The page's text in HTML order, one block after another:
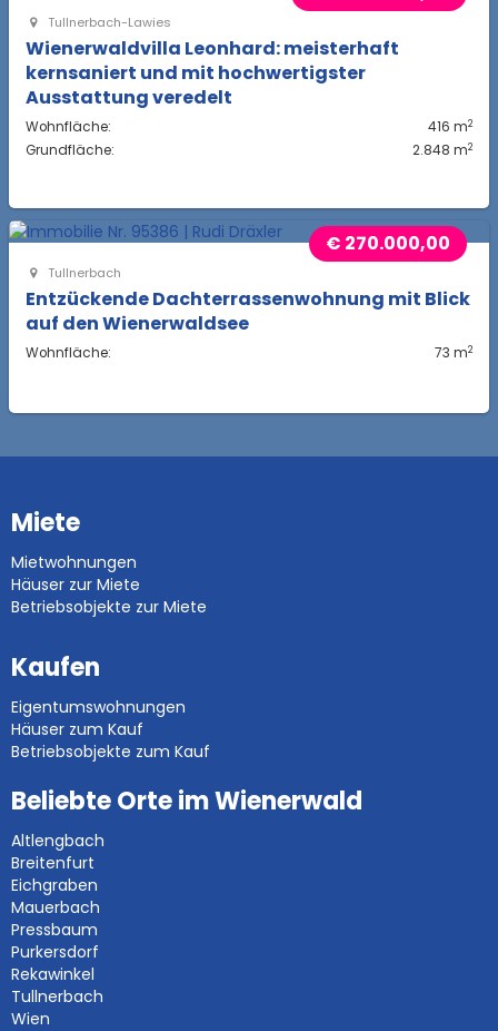
Tullnerbach-Lawies
Wienerwaldvilla Leonhard: meisterhaft
kernsaniert und mit hochwertigster
Ausstattung veredelt
Wohnfläche: 416 m2
Grundfläche: 2.848 m2
€ 270.000,00
Tullnerbach
Entzückende Dachterrassenwohnung mit Blick
auf den Wienerwaldsee
Wohnfläche: 73 m2
Miete
Mietwohnungen
Häuser zur Miete
Betriebsobjekte zur Miete
Kaufen
Eigentumswohnungen
Häuser zum Kauf
Betriebsobjekte zum Kauf
Beliebte Orte im Wienerwald
Altlengbach
Breitenfurt
Eichgraben
Mauerbach
Pressbaum
Purkersdorf
Rekawinkel
Tullnerbach
Wien